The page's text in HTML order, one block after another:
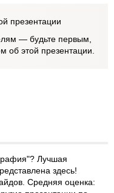
презентации
— будьте первым,
об этой презентации.
Лучшая
здесь!
Средняя оценка: